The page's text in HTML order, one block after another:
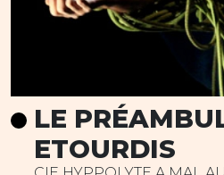
LE
ETOURDIS